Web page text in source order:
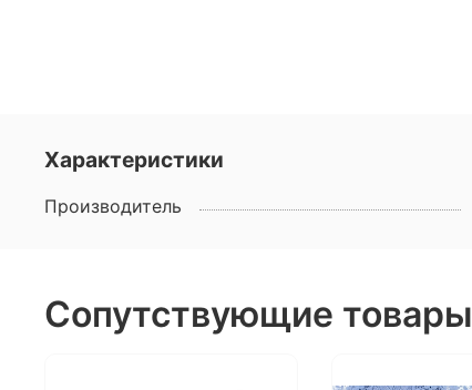
Характеристики
Производитель
Сопутствующие товары